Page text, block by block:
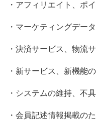
・アフィリエイト、ポ
・マーケティングデー
・決済サービス、物流
・新サービス、新機能
・システムの維持、不
・会員記述情報掲載の